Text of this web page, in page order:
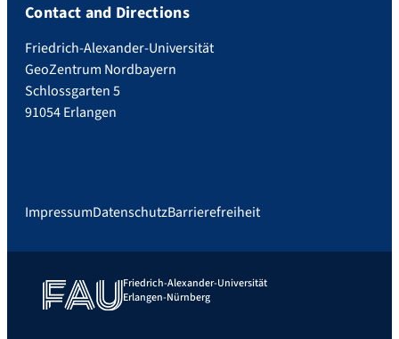
Contact and Directions
Friedrich-Alexander-Universität
GeoZentrum Nordbayern
Schlossgarten 5
91054 Erlangen
ImpressumDatenschutzBarrierefreiheit
Friedrich-Alexander-Universität
Erlangen-Nürnberg